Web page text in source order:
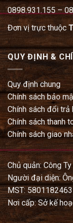
0898.931.155 –
Đơn vị trực thuộc
QUY ĐỊNH &
Quy định chung
Chính sách bảo
Chính sách đổi trả
Chính sách thanh
Chính sách giao
Chủ quản: Công
Người đại diện:
MST:
Nơi cấp: Sở kế